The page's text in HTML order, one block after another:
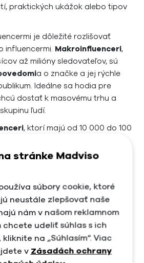
praktických ukážok alebo tipov
je dôležité rozlišovať
influencermi. Makroinfluenceri,
až milióny sledovateľov, sú
a o značke a jej rýchle
Ideálne sa hodia pre
dostať k masovému trhu a
ľudí.
, ktorí majú od 10 000 do 100
výhodu v podobe vyššej
a autenticity. Ich odporúčania sú
cieliť nakonkrétne skupiny
záujmy, regióny alebo produkty.
je preto dôležité zvážiť nielen
ale aj to, čomu sa venuje.
vybrať podľa toho, či jeho
s hodnotami a predmetom
stránke Madviso
súbory cookie, ktoré
neustále zlepšovať naše
nám v našom reklamnom
chcete udeliť súhlas s ich
na „Súhlasím“. Viac
v Zásadách ochrany